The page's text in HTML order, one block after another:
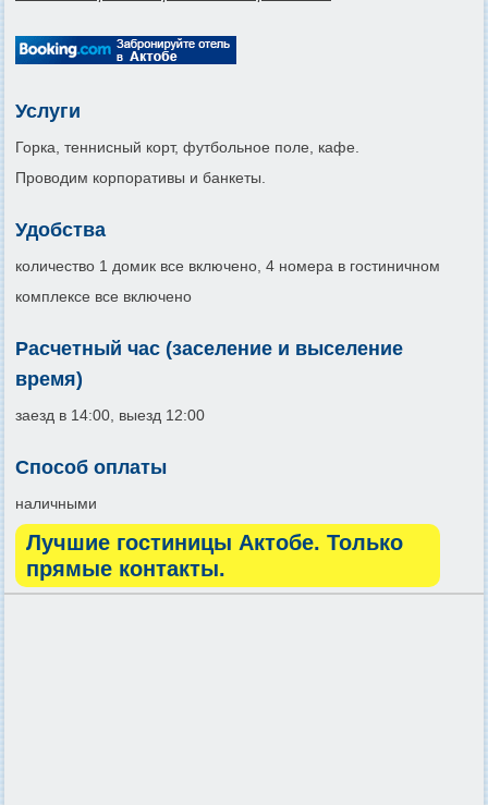
Услуги
Горка, теннисный корт, футбольное поле, кафе.
Проводим корпоративы и банкеты.
Удобства
количество 1 домик все включено, 4 номера в гостиничном
комплексе все включено
Расчетный час (заселение и выселение
время)
заезд в 14:00, выезд 12:00
Способ оплаты
наличными
Лучшие гостиницы Актобе. Только
прямые контакты.